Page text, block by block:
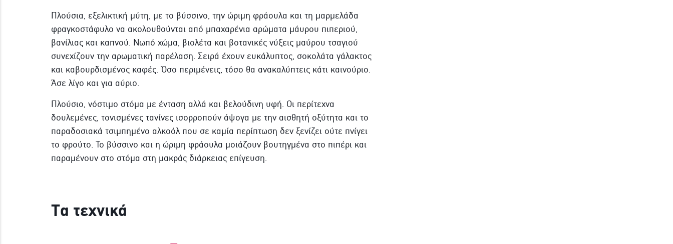
Πλούσια, εξελικτική μύτη, με το βύσσινο, την ώριμη φράουλα και τη μαρμελάδα
φραγκοστάφυλο να ακολουθούνται από μπαχαρένια αρώματα μάυρου πιπεριού,
βανίλιας και καπνού. Νωπό χώμα, βιολέτα και βοτανικές νύξεις μαύρου τσαγιού
συνεχίζουν την αρωματική παρέλαση. Σειρά έχουν ευκάλυπτος, σοκολάτα γάλακτος
και καβουρδισμένος καφές. Όσο περιμένεις, τόσο θα ανακαλύπτεις κάτι καινούριο.
Άσε λίγο και για αύριο.
Πλούσιο, νόστιμο στόμα με ένταση αλλά και βελούδινη υφή. Οι περίτεχνα
δουλεμένες, τονισμένες τανίνες ισορροπούν άψογα με την αισθητή οξύτητα και το
παραδοσιακά τσιμπημένο αλκοόλ που σε καμία περίπτωση δεν ξενίζει ούτε πνίγει
το φρούτο. Το βύσσινο και η ώριμη φράουλα μοιάζουν βουτηγμένα στο πιπέρι και
παραμένουν στο στόμα στη μακράς διάρκειας επίγευση.
Τα τεχνικά